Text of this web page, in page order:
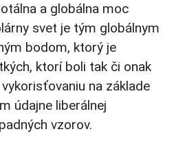
a globálna moc
svet je tým globálnym
bodom, ktorý je
ktorí boli tak či onak
na základe
údajne liberálnej
vzorov.